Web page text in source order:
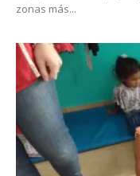
zonas más...